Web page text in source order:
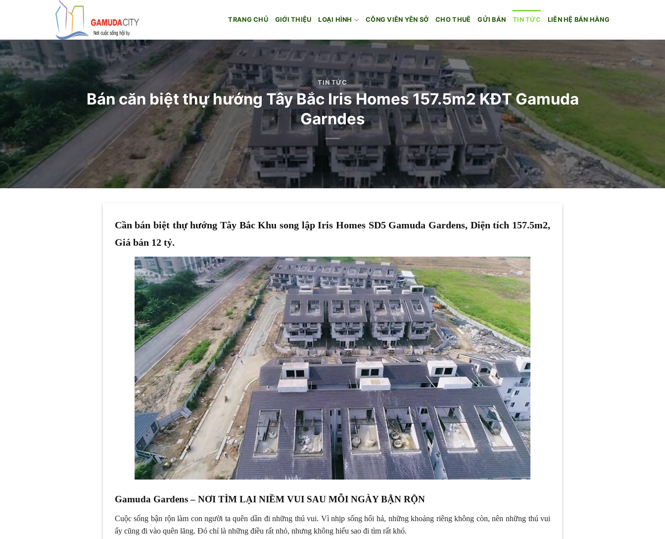
dung
TRANG CHỦ GIỚI THIỆU LOẠI HÌNH CÔNG VIÊN YÊN SỞ CHO THUÊ GỬI BÁN TIN TỨC LIÊN HỆ BÁN HÀNG
TIN TỨC
Bán căn biệt thự hướng Tây Bắc Iris Homes 157.5m2 KĐT Gamuda
Garndes
Cần bán biệt thự hướng Tây Bắc Khu song lập Iris Homes SD5 Gamuda Gardens, Diện tích 157.5m2,
Giá bán 12 tỷ.
Gamuda Gardens – NƠI TÌM LẠI NIỀM VUI SAU MỖI NGÀY BẬN RỘN
Cuộc sống bận rộn làm con người ta quên dần đi những thú vui. Vì nhịp sống hối hả, những khoảng riêng không còn, nên những thú vui
ấy cũng đi vào quên lãng. Đó chỉ là những điều rất nhỏ, nhưng không hiểu sao đi tìm rất khó.